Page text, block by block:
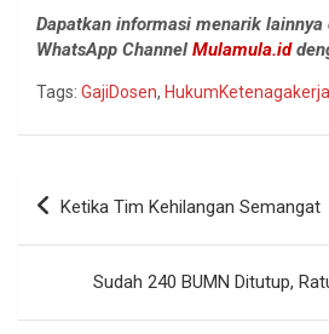
Dapatkan informasi menarik lainnya
WhatsApp Channel Mulamula.id
Tags: GajiDosen,
Navigasi
Ketika Tim Kehilangan Semangat
Sudah 240 BUMN Ditutup,